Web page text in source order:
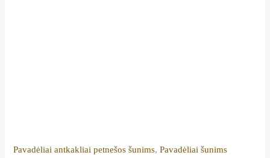
Pavadėliai antkakliai petnešos šunims,Pavadėliai šunims